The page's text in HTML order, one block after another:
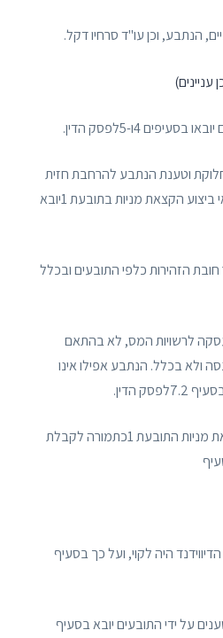
הנתבע, וכן עו"ד סרחיו דקל.
וטענת הנתבע להרחבת חזית
בכל הקשור למחדלו בשל אי ביצוע הקצאת מניות בתובעת 1יובא
הזהירות כלפי התובעים ובכלל
לרשויות המס, לא בהתאם
הכנסה ולא בכלל. הנתבע אפילו אינו
הדין.
– הנתבע לא דאג להקצאת מניות התובעת 1כתמורה לקבלת
היה לקוי, ועל כך בסעיף
על ידי התובעים יובא בסעיף